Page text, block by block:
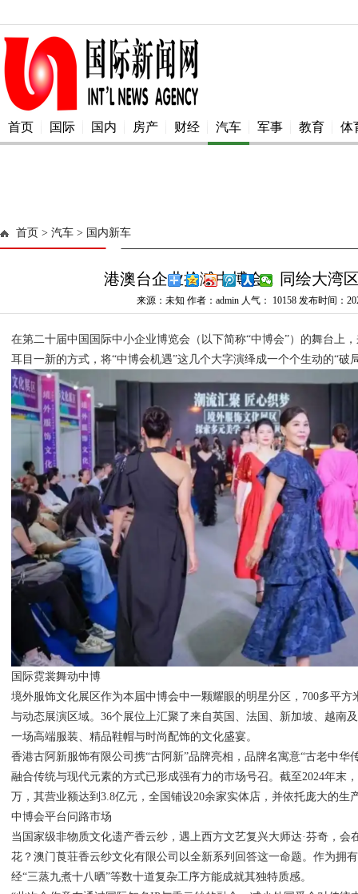
首页 国际 国内 房产 财经 汽车 军事 教育 体
首页 > 汽车 > 国内新车
港澳台企业抢滩中博会，同绘大湾
来源：未知 作者：admin 人气： 10158 发布时间：
在第二十届中国国际中小企业博览会（以下简称“中博会”）的舞台上
耳目一新的方式，将“中博会机遇”这几个大字演绎成一个个生动的“破
国际霓裳舞动中博
境外服饰文化展区作为本届中博会中一颗耀眼的明星分区，700多平
与动态展演区域。36个展位上汇聚了来自英国、法国、新加坡、越南
一场高端服装、精品鞋帽与时尚配饰的文化盛宴。
香港古阿新服饰有限公司携“古阿新”品牌亮相，品牌名寓意“古老中华
融合传统与现代元素的方式已形成强有力的市场号召。截至2024年末
万，其营业额达到3.8亿元，全国铺设20余家实体店，并依托庞大的生
中博会平台问路市场
当国家级非物质文化遗产香云纱，遇上西方文艺复兴大师达·芬奇，会
花？澳门莨荘香云纱文化有限公司以全新系列回答这一命题。作为拥
经“三蒸九煮十八晒”等数十道复杂工序方能成就其独特质感。